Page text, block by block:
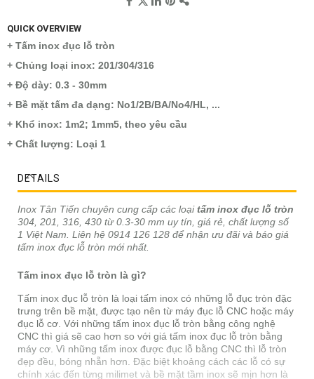
QUICK OVERVIEW
+ Tấm inox đục lỗ tròn
+ Chủng loại inox: 201/304/316
+ Độ dày: 0.3 - 30mm
+ Bề mặt tấm đa dạng: No1/2B/BA/No4/HL, ...
+ Khổ inox: 1m2; 1mm5, theo yêu cầu
+ Chất lượng: Loại 1
DETAILS
Inox Tân Tiến chuyên cung cấp các loạitấm inox đục lỗ tròn
304, 201, 316, 430 từ 0.3-30 mm uy tín, giá rẻ, chất lượng số
1 Việt Nam. Liên hệ 0914 126 128 để nhận ưu đãi và báo giá
tấm inox đục lỗ tròn mới nhất.
Tấm inox đục lỗ tròn là gì?
Tấm inox đục lỗ tròn là loại tấm inox có những lỗ đục tròn đặc
trưng trên bề mặt, được tạo nên từ máy đục lỗ CNC hoặc máy
đục lỗ cơ. Với những tấm inox đục lỗ tròn bằng công nghệ
CNC thì giá sẽ cao hơn so với giá tấm inox đục lỗ tròn bằng
máy cơ. Vì những tấm inox được đục lỗ bằng CNC thì lỗ tròn
đẹp đều, bóng nhẵn hơn. Đặc biệt khoảng cách các lỗ có sự
chính xác đến từng milimet và bề mặt tầm inox sẽ mịn hơn là